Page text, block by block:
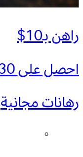
راهن بـ10$
احصل على 30$
رهانات مجانية